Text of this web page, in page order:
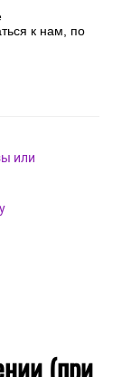
к нам, по
или
(при